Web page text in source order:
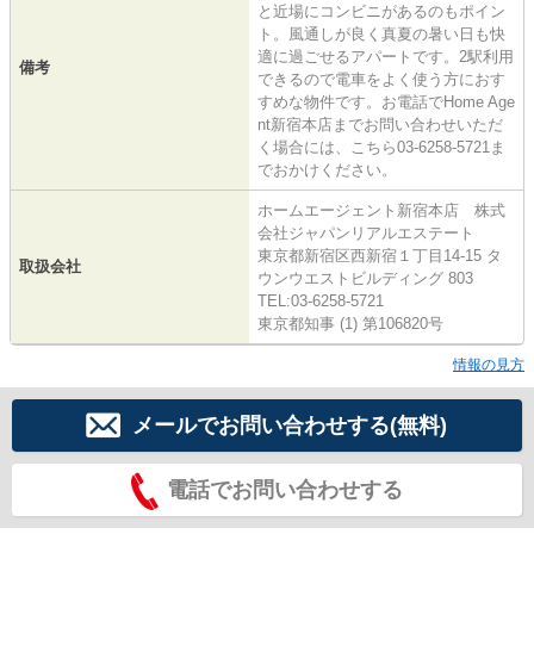
備考
と近場にコンビニがあるのもポイン
ト。風通しが良く真夏の暑い日も快
適に過ごせるアパートです。2駅利用
できるので電車をよく使う方におす
すめな物件です。お電話でHome Age
nt新宿本店までお問い合わせいただ
く場合には、こちら03-6258-5721ま
でおかけください。
取扱会社
ホームエージェント新宿本店 株式
会社ジャパンリアルエステート
東京都新宿区西新宿１丁目14-15 タ
ウンウエストビルディング 803
TEL:03-6258-5721
東京都知事 (1) 第106820号
情報の見方
メールでお問い合わせする(無料)
電話でお問い合わせする